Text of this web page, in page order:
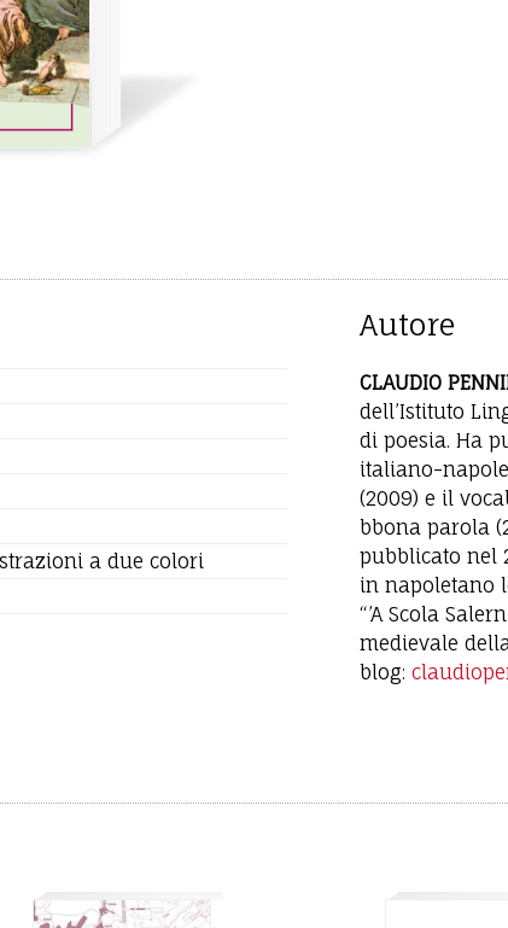
a due colori
Autore
CLAUDIO
dell’Istituto
di poesia. Ha
italiano-
(2009) e il
bbona parola
pubblicato nel
in napoletano
“’A Scola
medievale
blog: